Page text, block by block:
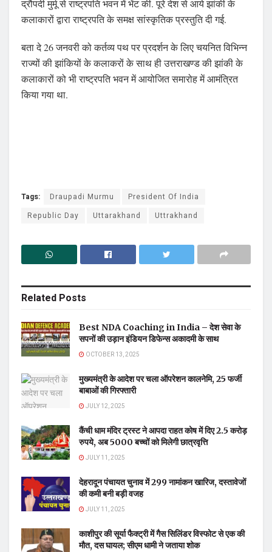
द्रौपदी मुर्मू से राष्ट्रपति भवन में भेंट की. पूरे देश से आये झांकी के
कलाकारों द्वारा राष्ट्रपति के समक्ष सांस्कृतिक प्रस्तुति दी गई.
बता दे 26 जनवरी को कर्तव्य पथ पर प्रदर्शन के लिए चयनित विभिन्न
राज्यों की झांकियों के कलाकरों के साथ ही उत्तराखण्ड की झांकी के
कलाकारों को भी राष्ट्रपति भवन में आयोजित समारोह में आमंत्रित
किया गया था.
Tags: Draupadi Murmu
President Of India
Republic Day
Uttarakhand Uttrakhand
Related Posts
Best NDA Coaching in India – देश सेवा के
सपनों की उड़ान इंडियन डिफेन्स अकादमी के साथ
OCTOBER 13, 2025
मुख्यमंत्री के आदेश पर चला ऑपरेशन कालनेमि, 25 फर्जी
बाबाओं की गिरफ्तारी
JULY 12, 2025
कैंची धाम मंदिर ट्रस्ट ने आपदा राहत कोष में दिए 2.5 करोड़
रुपये, अब 5000 बच्चों को मिलेगी छात्रवृत्ति
JULY 11, 2025
देहरादून पंचायत चुनाव में 299 नामांकन खारिज, दस्तावेजों
की कमी बनी बड़ी वजह
JULY 11, 2025
काशीपुर की सूर्या फैक्ट्री में गैस सिलिंडर विस्फोट से एक की
मौत, दस घायल; सीएम धामी ने जताया शोक